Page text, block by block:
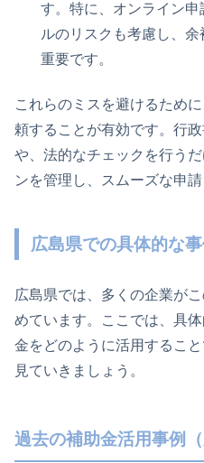
す。特に、オンライン
ルのリスクも考慮し、
重要です。
これらのミスを避けるため
頼することが有効です。行
や、法的なチェックを行う
ンを管理し、スムーズな申請
広島県での具体的な
広島県では、多くの企業が
めています。ここでは、具
金をどのように活用するこ
見ていきましょう。
過去の補助金活用事例（